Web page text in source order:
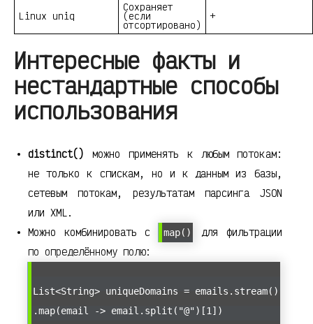
Linux uniq
Сохраняет
(если
отсортировано)
+
Интересные факты и
нестандартные способы
использования
distinct() можно применять к любым потокам:
не только к спискам, но и к данным из базы,
сетевым потокам, результатам парсинга JSON
или XML.
Можно комбинировать с
map()
для фильтрации
по определённому полю:
List<String> uniqueDomains = emails.stream()
.map(email -> email.split("@")[1])